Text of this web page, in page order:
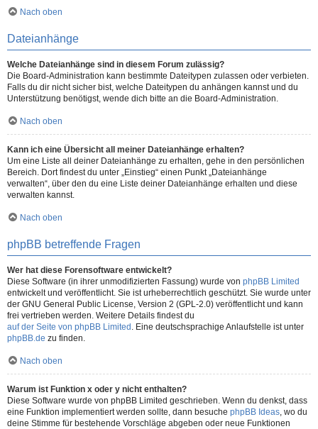
Nach oben
Dateianhänge
Welche Dateianhänge sind in diesem Forum zulässig?
Die Board-Administration kann bestimmte Dateitypen zulassen oder verbieten.
Falls du dir nicht sicher bist, welche Dateitypen du anhängen kannst und du
Unterstützung benötigst, wende dich bitte an die Board-Administration.
Nach oben
Kann ich eine Übersicht all meiner Dateianhänge erhalten?
Um eine Liste all deiner Dateianhänge zu erhalten, gehe in den persönlichen
Bereich. Dort findest du unter „Einstieg“ einen Punkt „Dateianhänge
verwalten“, über den du eine Liste deiner Dateianhänge erhalten und diese
verwalten kannst.
Nach oben
phpBB betreffende Fragen
Wer hat diese Forensoftware entwickelt?
Diese Software (in ihrer unmodifizierten Fassung) wurde von phpBB Limited
entwickelt und veröffentlicht. Sie ist urheberrechtlich geschützt. Sie wurde unter
der GNU General Public License, Version 2 (GPL-2.0) veröffentlicht und kann
frei vertrieben werden. Weitere Details findest du
auf der Seite von phpBB Limited . Eine deutschsprachige Anlaufstelle ist unter
phpBB.de zu finden.
Nach oben
Warum ist Funktion x oder y nicht enthalten?
Diese Software wurde von phpBB Limited geschrieben. Wenn du denkst, dass
eine Funktion implementiert werden sollte, dann besuche phpBB Ideas, wo du
deine Stimme für bestehende Vorschläge abgeben oder neue Funktionen